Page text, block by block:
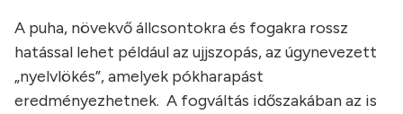
A puha, növekvő állcsontokra és fogakra rossz
hatással lehet például az ujjszopás, az úgynevezett
„nyelvlökés”, amelyek pókharapást
eredményezhetnek. A fogváltás időszakában az is